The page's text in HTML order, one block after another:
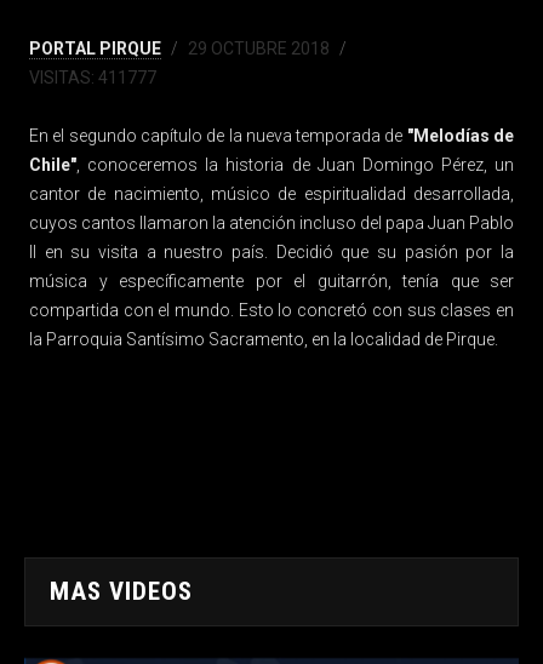
PORTAL PIRQUE
29 OCTUBRE 2018
VISITAS: 411777
En el segundo capítulo de la nueva temporada de "Melodías de
Chile" , conoceremos la historia de Juan Domingo Pérez, un
cantor de nacimiento, músico de espiritualidad desarrollada,
cuyos cantos llamaron la atención incluso del papa Juan Pablo
II en su visita a nuestro país. Decidió que su pasión por la
música y específicamente por el guitarrón, tenía que ser
compartida con el mundo. Esto lo concretó con sus clases en
la Parroquia Santísimo Sacramento, en la localidad de Pirque.
MAS VIDEOS